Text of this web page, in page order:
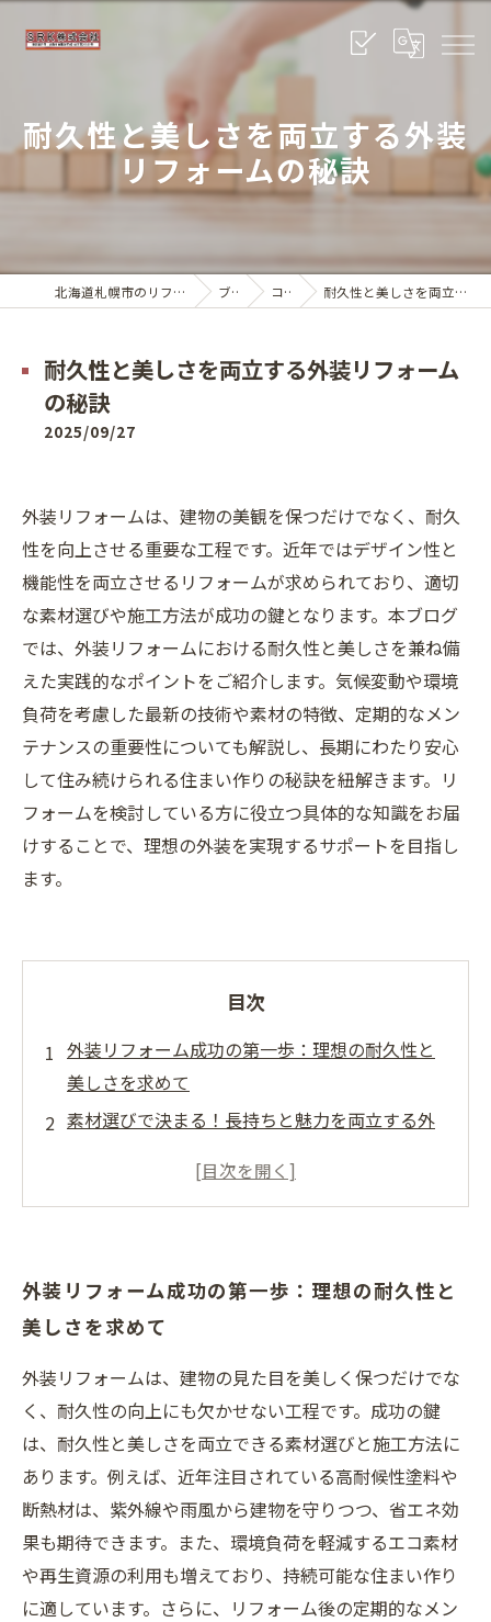
耐久性と美しさを両立する外装
リフォームの秘訣
北海道札幌市のリフォームならSRK株式会社 ブログ コラム 耐久性と美しさを両立する外装リフォームの秘訣
耐久性と美しさを両立する外装リフォーム
の秘訣
2025/09/27
外装リフォームは、建物の美観を保つだけでなく、耐久
性を向上させる重要な工程です。近年ではデザイン性と
機能性を両立させるリフォームが求められており、適切
な素材選びや施工方法が成功の鍵となります。本ブログ
では、外装リフォームにおける耐久性と美しさを兼ね備
えた実践的なポイントをご紹介します。気候変動や環境
負荷を考慮した最新の技術や素材の特徴、定期的なメン
テナンスの重要性についても解説し、長期にわたり安心
して住み続けられる住まい作りの秘訣を紐解きます。リ
フォームを検討している方に役立つ具体的な知識をお届
けすることで、理想の外装を実現するサポートを目指し
ます。
目次
外装リフォーム成功の第一歩：理想の耐久性と
美しさを求めて
素材選びで決まる！長持ちと魅力を両立する外
最新技術を活用して外装の機能性とデザイン性
工のポイント
完成後も安心！定期メンテナンスが長く美しさ
外装リフォームで叶える快適な住まい：実際の
事例と成功談
これで安心！外装リフォームの耐久性と美しさ
を両立させる総まとめ
外装リフォーム成功の第一歩：理想の耐久性と
美しさを求めて
外装リフォームは、建物の見た目を美しく保つだけでな
く、耐久性の向上にも欠かせない工程です。成功の鍵
は、耐久性と美しさを両立できる素材選びと施工方法に
あります。例えば、近年注目されている高耐候性塗料や
断熱材は、紫外線や雨風から建物を守りつつ、省エネ効
果も期待できます。また、環境負荷を軽減するエコ素材
や再生資源の利用も増えており、持続可能な住まい作り
に適しています。さらに、リフォーム後の定期的なメン